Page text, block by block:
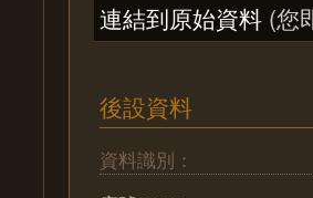
連結到原始資料 (您
後設資料
資料識別：